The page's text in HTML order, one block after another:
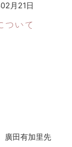
月21日
いて
田有加里先